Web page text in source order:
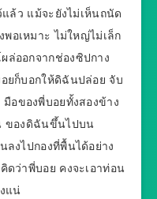
แล้ว แม้จะยังไม่เห็นถนัด
อเหมาะ ไม่ใหญ่ไม่เล็ก
ล่ออกจากช่องซิปกาง
ยก็บอกให้ดิฉันปล่อย จับ
อของพี่บอยทั้งสองข้าง
ของดิฉันขึ้นไปบน
ลงไปกองที่พื้นได้อย่าง
ดว่าพี่บอย คงจะเอาท่อน
แน่